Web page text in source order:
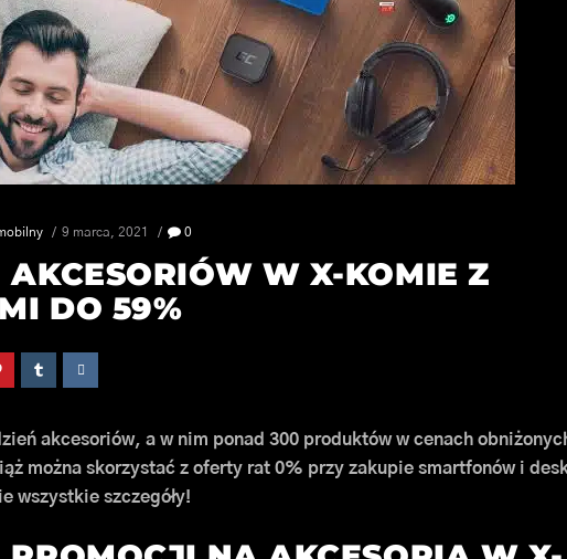
9 marca, 2021 0
AKCESORIÓW W X-KOMIE Z
DO 59%
akcesoriów, a w nim ponad 300 produktów w cenach
można skorzystać z oferty rat 0% przy zakupie smartfonów i
wszystkie szczegóły!